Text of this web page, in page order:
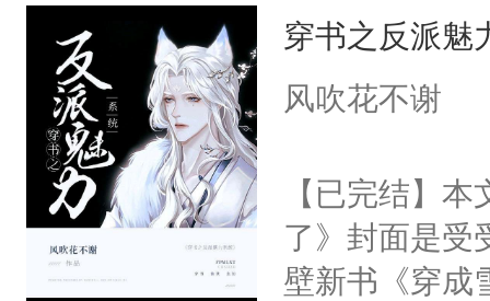
才任由受自毁
中有穿越者！
早就喜欢我了
蔓延而上。
甜品。
的温柔忠犬呢
个反恋爱脑联
们？【真香
进来，看犟种
很抽风......）
穿书之反派魅
风吹花不谢
【已完结】
了》封面是受
壁新书《穿成